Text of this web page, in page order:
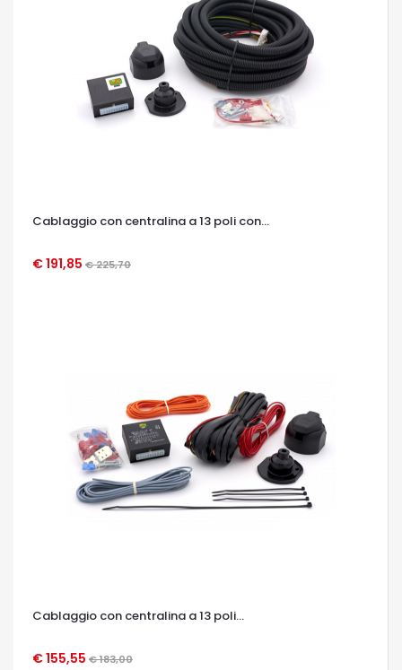
Cablaggio con centralina a 13 poli con...
€ 191,85 € 225,70
OCCHIATA VELOCE
Cablaggio con centralina a 13 poli...
€ 155,55 € 183,00
OCCHIATA VELOCE